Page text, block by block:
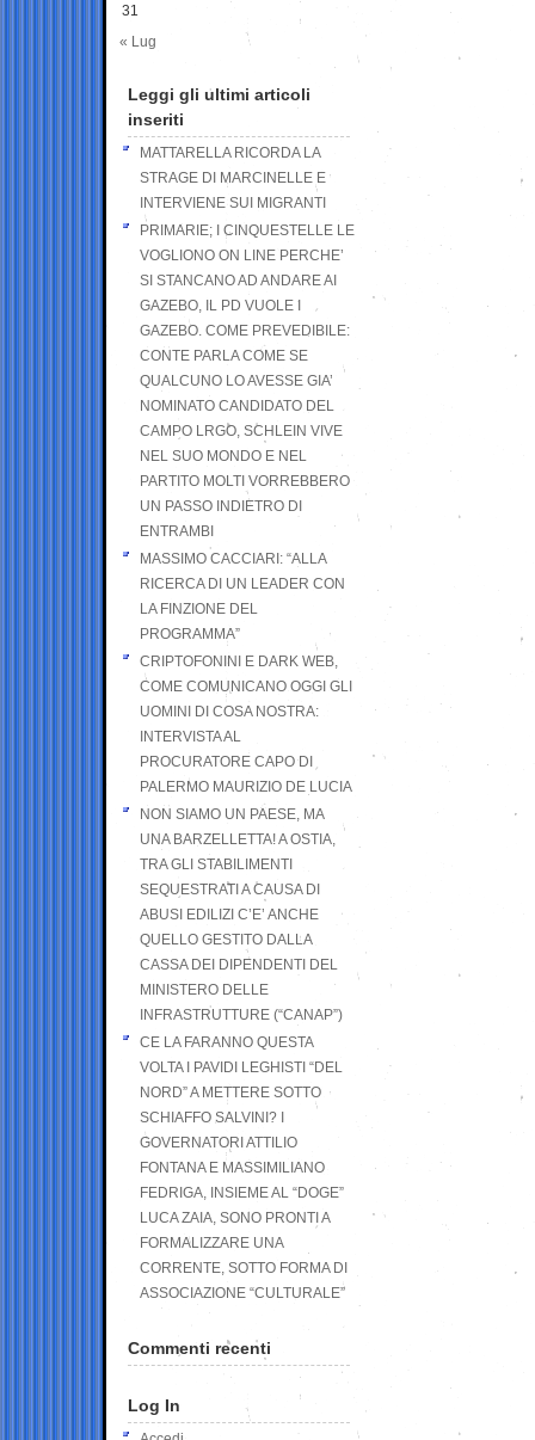
31
« Lug
Leggi gli ultimi articoli
inseriti
MATTARELLA RICORDA LA
STRAGE DI MARCINELLE E
INTERVIENE SUI MIGRANTI
PRIMARIE; I CINQUESTELLE LE
VOGLIONO ON LINE PERCHE’
SI STANCANO AD ANDARE AI
GAZEBO, IL PD VUOLE I
GAZEBO. COME PREVEDIBILE:
CONTE PARLA COME SE
QUALCUNO LO AVESSE GIA’
NOMINATO CANDIDATO DEL
CAMPO LRGO, SCHLEIN VIVE
NEL SUO MONDO E NEL
PARTITO MOLTI VORREBBERO
UN PASSO INDIETRO DI
ENTRAMBI
MASSIMO CACCIARI: “ALLA
RICERCA DI UN LEADER CON
LA FINZIONE DEL
PROGRAMMA”
CRIPTOFONINI E DARK WEB,
COME COMUNICANO OGGI GLI
UOMINI DI COSA NOSTRA:
INTERVISTA AL
PROCURATORE CAPO DI
PALERMO MAURIZIO DE LUCIA
NON SIAMO UN PAESE, MA
UNA BARZELLETTA! A OSTIA,
TRA GLI STABILIMENTI
SEQUESTRATI A CAUSA DI
ABUSI EDILIZI C’E’ ANCHE
QUELLO GESTITO DALLA
CASSA DEI DIPENDENTI DEL
MINISTERO DELLE
INFRASTRUTTURE (“CANAP”)
CE LA FARANNO QUESTA
VOLTA I PAVIDI LEGHISTI “DEL
NORD” A METTERE SOTTO
SCHIAFFO SALVINI? I
GOVERNATORI ATTILIO
FONTANA E MASSIMILIANO
FEDRIGA, INSIEME AL “DOGE”
LUCA ZAIA, SONO PRONTI A
FORMALIZZARE UNA
CORRENTE, SOTTO FORMA DI
ASSOCIAZIONE “CULTURALE”
Commenti recenti
Log In